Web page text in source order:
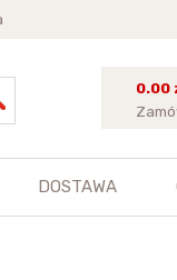
0.00
DOSTAWA